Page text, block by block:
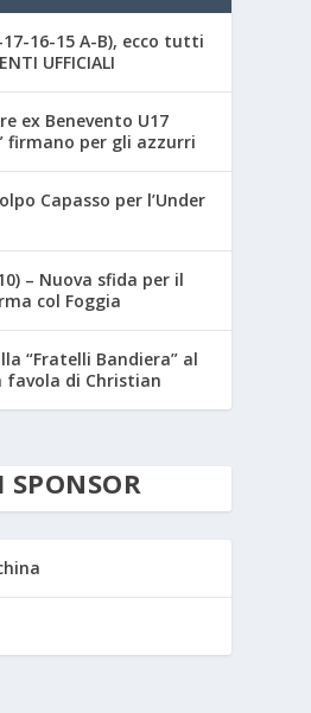
17-16-15 A-B), ecco tutti
UFFICIALI
ex Benevento U17
firmano per gli azzurri
Capasso per l’Under
– Nuova sfida per il
col Foggia
“Fratelli Bandiera” al
favola di Christian
SPONSOR